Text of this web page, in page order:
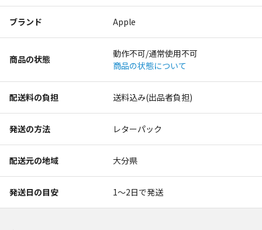
ブランド Apple
商品の状態
動作不可/通常使用不可
商品の状態について
配送料の負担 送料込み(出品者負担)
発送の方法 レターパック
配送元の地域 大分県
発送日の目安 1〜2日で発送